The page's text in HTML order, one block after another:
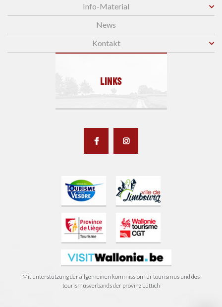
Info-Material
News
Kontakt
LINKS
Mit unterstützung der allgemeinen kommission für tourismus und des
tourismusverbands der provinz Lüttich